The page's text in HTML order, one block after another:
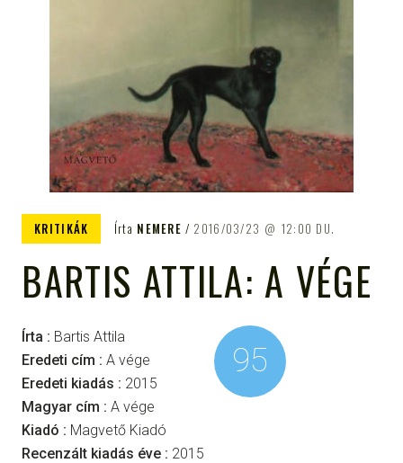
KRITIKÁK Írta NEMERE 2016/03/23 12:00 DU.
BARTIS ATTILA: A VÉGE
Írta : Bartis Attila
Eredeti cím : A vége
Eredeti kiadás : 2015
Magyar cím : A vége
Kiadó : Magvető Kiadó
Recenzált kiadás éve : 2015
95